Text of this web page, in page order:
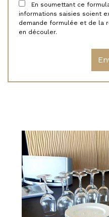
En soumettant ce
informations saisies soient
demande formulée et de la
en découler.